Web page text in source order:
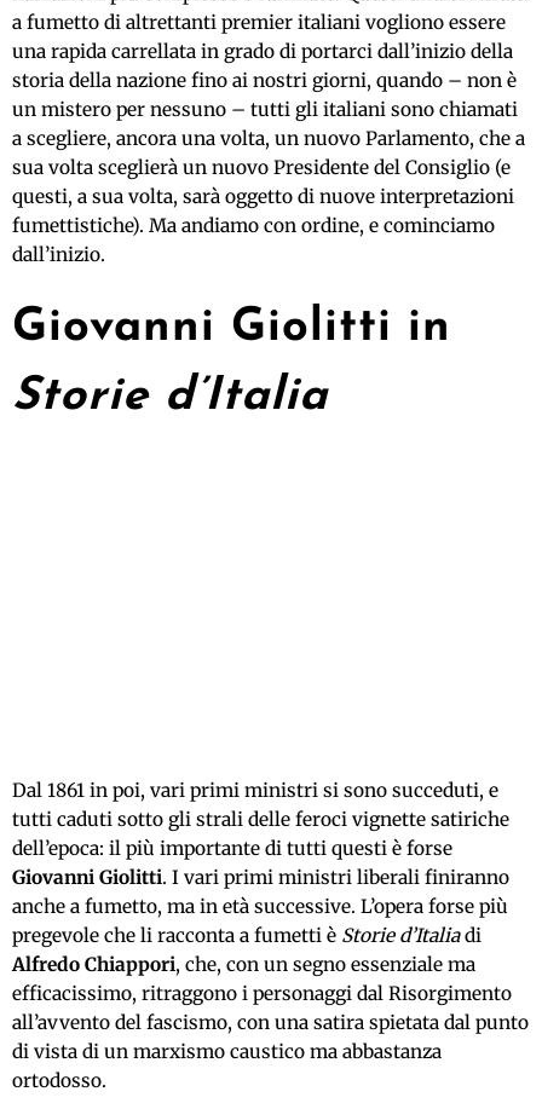
a fumetto di altrettanti premier italiani vogliono essere
una rapida carrellata in grado di portarci dall’inizio della
storia della nazione fino ai nostri giorni, quando – non è
un mistero per nessuno – tutti gli italiani sono chiamati
a scegliere, ancora una volta, un nuovo Parlamento, che a
sua volta sceglierà un nuovo Presidente del Consiglio (e
questi, a sua volta, sarà oggetto di nuove interpretazioni
fumettistiche). Ma andiamo con ordine, e cominciamo
dall’inizio.
Giovanni Giolitti in
Storie d’Italia
Dal 1861 in poi, vari primi ministri si sono succeduti, e
tutti caduti sotto gli strali delle feroci vignette satiriche
dell’epoca: il più importante di tutti questi è forse
Giovanni Giolitti. I vari primi ministri liberali finiranno
anche a fumetto, ma in età successive. L’opera forse più
pregevole che li racconta a fumetti è Storie d’Italiadi
Alfredo Chiappori, che, con un segno essenziale ma
efficacissimo, ritraggono i personaggi dal Risorgimento
all’avvento del fascismo, con una satira spietata dal punto
di vista di un marxismo caustico ma abbastanza
ortodosso.